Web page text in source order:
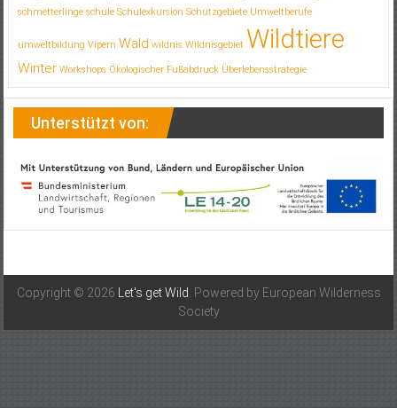
schmetterlinge schule Schulexkursion Schutzgebiete Umweltberufe
umweltbildung Vipern Wald wildnis Wildnisgebiet Wildtiere
Winter Workshops Ökologischer Fußabdruck Überlebensstrategie
Unterstützt von:
Copyright © 2026 Let's get Wild . Powered by European Wilderness
Society